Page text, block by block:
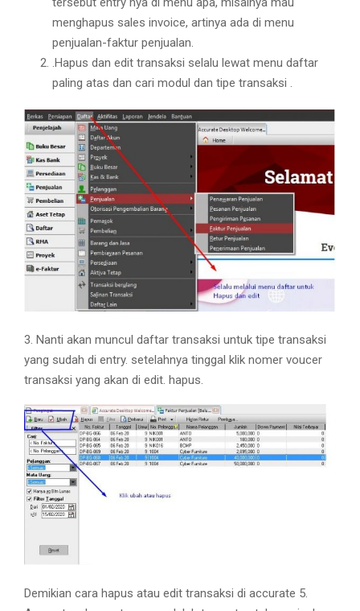
menghapus sales invoice, artinya ada di menu
penjualan-faktur penjualan.
.Hapus dan edit transaksi selalu lewat menu daftar
paling atas dan cari modul dan tipe transaksi .
3. Nanti akan muncul daftar transaksi untuk tipe transaksi
yang sudah di entry. setelahnya tinggal klik nomer voucer
transaksi yang akan di edit. hapus.
Demikian cara hapus atau edit transaksi di accurate 5.